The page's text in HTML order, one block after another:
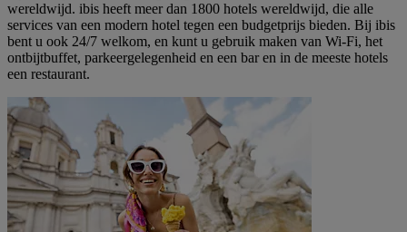
wereldwijd. ibis heeft meer dan 1800 hotels wereldwijd, die alle
services van een modern hotel tegen een budgetprijs bieden. Bij ibis
bent u ook 24/7 welkom, en kunt u gebruik maken van Wi-Fi, het
ontbijtbuffet, parkeergelegenheid en een bar en in de meeste hotels
een restaurant.